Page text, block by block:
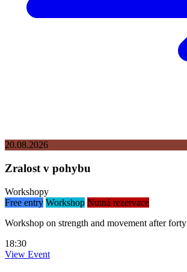
20.08.2026
Zralost v pohybu
Workshopy
Free entry Workshop Nutná rezervace
Workshop on strength and movement after forty
18:30
View Event